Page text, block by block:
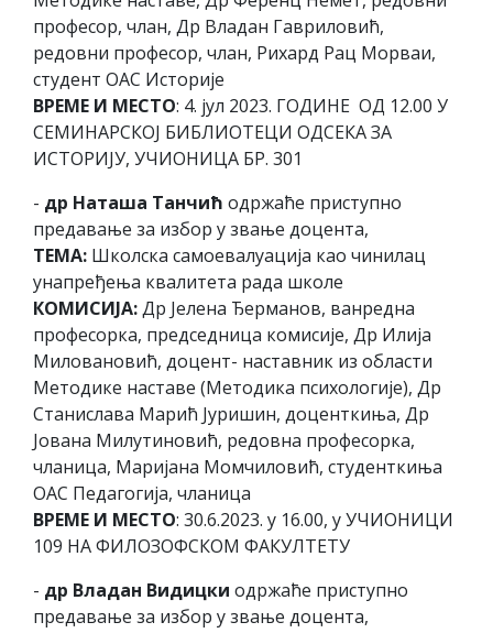
професор, члан, Др Владан Гавриловић,
редовни професор, члан, Рихард Рац Морваи,
студент ОАС Историје
ВРЕМЕ И МЕСТО: 4. јул 2023. ГОДИНЕ ОД 12.00 У
СЕМИНАРСКОЈ БИБЛИОТЕЦИ ОДСЕКА ЗА
ИСТОРИЈУ, УЧИОНИЦА БР. 301
- др Наташа Танчић одржаће приступно
предавање за избор у звање доцента,
ТЕМА: Школска самоевалуација као чинилац
унапређења квалитета рада школе
КОМИСИЈА:Др Јелена Ђерманов, ванредна
професорка, председница комисије, Др Илија
Миловановић, доцент- наставник из области
Методике наставе (Методика психологије), Др
Станислава Марић Јуришин, доценткиња, Др
Јована Милутиновић, редовна професорка,
чланица, Маријана Момчиловић, студенткиња
ОАС Педагогија, чланица
ВРЕМЕ И МЕСТО: 30.6.2023. у 16.00, у УЧИОНИЦИ
109 НА ФИЛОЗОФСКОМ ФАКУЛТЕТУ
- др Владан Видицки одржаће приступно
предавање за избор у звање доцента,